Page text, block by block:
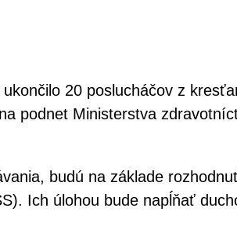
20 poslucháčov z
podnet Ministerstva
budú na základe
Ich úlohou bude napĺňať